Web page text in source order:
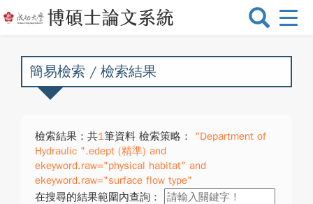
選
換
簡易檢索 / 檢索結果
檢索結果：共1筆資料 檢索策略：
"Department of
Hydraulic ".edept (精準) and
ekeyword.raw="physical habitat" and
ekeyword.raw="surface flow type"
在搜尋的結果範圍內查詢：